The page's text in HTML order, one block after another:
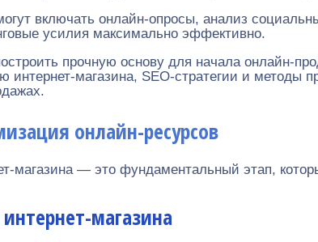
включать онлайн-опросы, анализ
усилия максимально эффективно.
прочную основу для начала онлайн-
интернет-магазина, SEO-стратегии и
онлайн-ресурсов
магазина — это фундаментальный этап,
магазина